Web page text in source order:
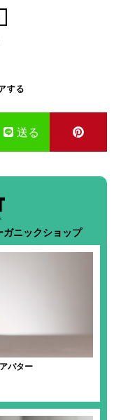
送る
ニックショップ
バター